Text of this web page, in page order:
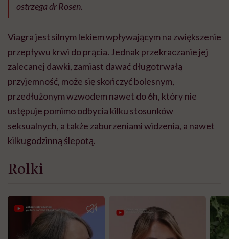
ostrzega dr Rosen.
Viagra jest silnym lekiem wpływającym na zwiększenie
przepływu krwi do prącia. Jednak przekraczanie jej
zalecanej dawki, zamiast dawać długotrwałą
przyjemność, może się skończyć bolesnym,
przedłużonym wzwodem nawet do 6h, który nie
ustępuje pomimo odbycia kilku stosunków
seksualnych, a także zaburzeniami widzenia, a nawet
kilkugodzinną ślepotą.
Rolki